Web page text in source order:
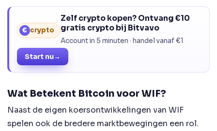
€ crypto
Zelf crypto kopen? Ontvang €10
gratis crypto bij Bitvavo
Account in 5 minuten · handel vanaf €1
Start nu→
Wat Betekent Bitcoin voor WIF?
Naast de eigen koersontwikkelingen van WIF
spelen ook de bredere marktbewegingen een rol.